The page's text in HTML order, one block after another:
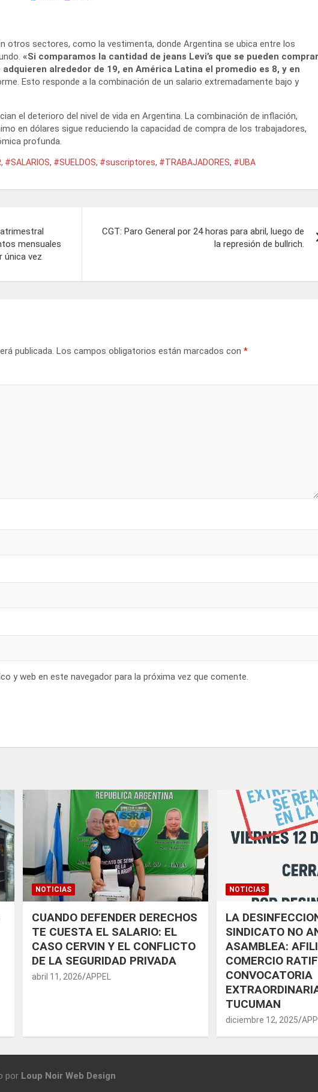
otros sectores, como la vestimenta, donde Argentina se ubica entre los
«Si comparamos la cantidad de jeans Levi’s que se pueden comprar
alrededor de 19, en América Latina el promedio es 8, y en
Esto responde a la combinación de un salario extremadamente bajo y
el deterioro del nivel de vida en Argentina. La combinación de inflación,
en dólares sigue reduciendo la capacidad de compra de los trabajadores,
profunda.
, #SALARIOS, #SUELDOS, #suscriptores, #TRABAJADORES, #UBA
mensuales
única vez
CGT: Paro General por 24 horas para abril, luego de
la represión de bullrich.
publicada. Los campos obligatorios están marcados con *
y web en este navegador para la próxima vez que comente.
NOTICIAS
CUANDO DEFENDER DERECHOS
TE CUESTA EL SALARIO: EL
CASO CERVIN Y EL CONFLICTO
DE LA SEGURIDAD PRIVADA
abril 11, 2026 APPEL
NOTICIAS
LA
SINDICATO NO
ASAMBLEA:
COMERCIO
CONVOCATORIA
TUCUMAN
diciembre 12, 2025
por Loup Noir Web Design